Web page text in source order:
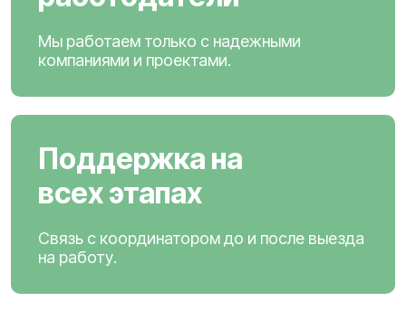
Мы работаем только с надежными
компаниями и проектами.
Поддержка на
всех этапах
Связь с координатором до и после выезда
на работу.